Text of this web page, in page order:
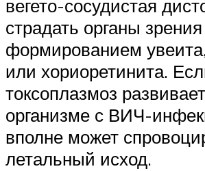
вегето-сосудистая
страдать органы
формированием
или хориоретинита.
токсоплазмоз
организме с ВИЧ-
вполне может
летальный исход.